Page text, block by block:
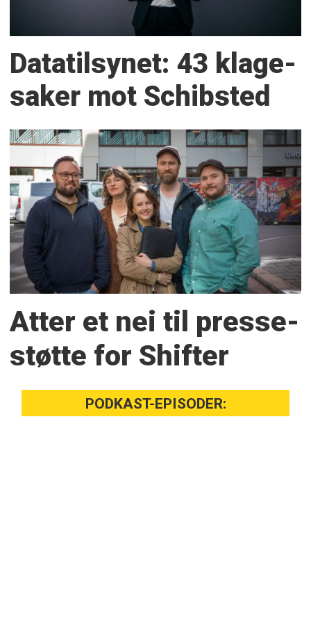
Datatilsynet: 43 klage­
saker mot Schibsted
Atter et nei til presse­
støtte for Shifter
PODKAST-EPISODER: